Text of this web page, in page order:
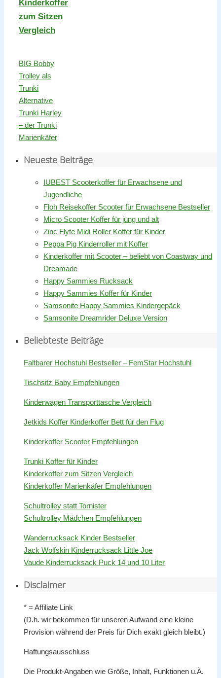
Kinderkoffer
zum Sitzen
Vergleich
BIG Bobby
Trolley als
Trunki
Alternative
Trunki Harley
– der Trunki
Marienkäfer
Neueste Beiträge
IUBEST Scooterkoffer für Erwachsene und
Jugendliche
Floh Reisekoffer Scooter für Erwachsene Bestseller
Micro Scooter Koffer für jung und alt
Zinc Flyte Midi Roller Koffer für Kinder
Peppa Pig Kinderroller mit Koffer
Kinderkoffer mit Scooter – beliebt von Coastway und
Dreamade
Happy Sammies Rucksack
Happy Sammies Koffer für Kinder
Samsonite Happy Sammies Kindergepäck
Samsonite Dreamrider Deluxe Version
Beliebteste Beiträge
Faltbarer Hochstuhl Bestseller – FemStar Hochstuhl
Tischsitz Baby Empfehlungen
Kinderwagen Transporttasche Vergleich
Jetkids Koffer Kinderkoffer Bett für den Flug
Kinderkoffer Scooter Empfehlungen
Trunki Koffer für Kinder
Kinderkoffer zum Sitzen Vergleich
Kinderkoffer Marienkäfer Empfehlungen
Schultrolley statt Tornister
Schultrolley Mädchen Empfehlungen
Wanderrucksack Kinder Bestseller
Jack Wolfskin Kinderrucksack Little Joe
Vaude Kinderrucksack Puck 14 und 10 Liter
Disclaimer
* = Affiliate Link
(D.h. wir bekommen für unseren Aufwand eine kleine
Provision während der Preis für Dich exakt gleich bleibt.)
Haftungsausschluss
Die Produkt-Angaben wie Größe, Inhalt, Funktionen u.Ä.